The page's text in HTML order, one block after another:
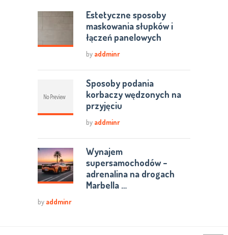
Estetyczne sposoby
maskowania słupków i
łączeń panelowych
by addminr
Sposoby podania
korbaczy wędzonych na
przyjęciu
by addminr
Wynajem
supersamochodów –
adrenalina na drogach
Marbella …
by addminr